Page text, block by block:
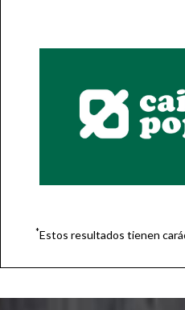
*Estos resultados tienen